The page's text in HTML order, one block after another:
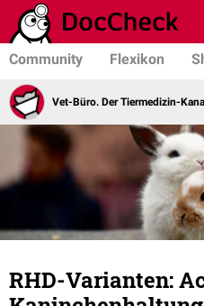
Community Flexikon
Vet-Büro. Der Tiermedizin-
RHD-Varianten: